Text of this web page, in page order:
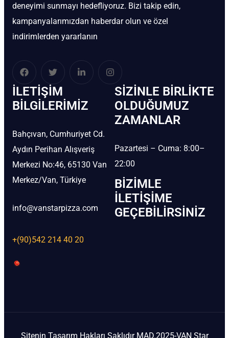
deneyimi sunmayı hedefliyoruz. Bizi takip edin,
kampanyalarımızdan haberdar olun ve özel
indirimlerden yararlanın
İLETIŞIM
BİLGILERIMIZ
Bahçıvan, Cumhuriyet Cd.
Aydın Perihan Alışveriş
Merkezi No:46, 65130 Van
Merkez/Van, Türkiye
info@vanstarpizza.com
+(90)542 214 40 20
SIZINLE BIRLIKTE
OLDUĞUMUZ
ZAMANLAR
Pazartesi – Cuma: 8:00–
22:00
BIZIMLE
İLETIŞIME
GEÇEBILIRSINIZ
Sitenin Tasarım Hakları Saklıdır MAD.2025-VAN Star